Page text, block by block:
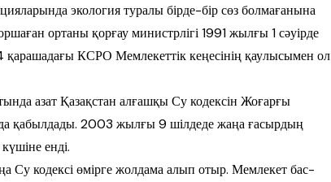
эко­ло­гия туралы бірде-бір сөз болма­ға­ны­на
ортаны қор­ғау министр­лі­гі 1991 жылғы 1 сәуір­де
қа­­­ра­шадағы КСРО Мемлекеттік кеңе­сінің қау­лы­сымен ол
азат Қазақ­стан ал­ғаш­қы Су кодексін Жоғарғы
қабылдады. 2003 жылғы 9 шілдеде жаңа ғасырдың
енді.
Су кодексі өмір­ге жолдама алып отыр. Мемлекет бас­­